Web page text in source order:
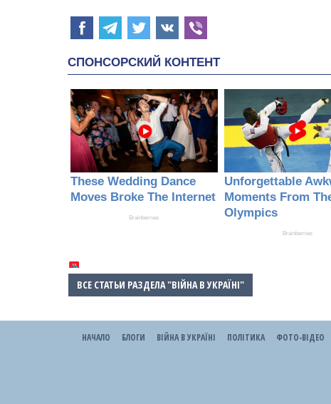
ВСЕ СТАТЬИ РАЗДЕЛА "ВІЙНА В УКРАЇНІ"
НАЧАЛО БЛОГИ ВІЙНА В УКРАЇНІ ПОЛІТИКА ФОТО-ВІДЕО